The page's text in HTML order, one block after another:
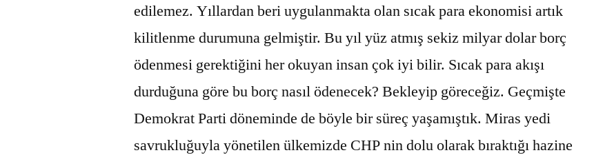
edilemez. Yıllardan beri uygulanmakta olan sıcak para ekonomisi artık
kilitlenme durumuna gelmiştir. Bu yıl yüz atmış sekiz milyar dolar borç
ödenmesi gerektiğini her okuyan insan çok iyi bilir. Sıcak para akışı
durduğuna göre bu borç nasıl ödenecek? Bekleyip göreceğiz. Geçmişte
Demokrat Parti döneminde de böyle bir süreç yaşamıştık. Miras yedi
savrukluğuyla yönetilen ülkemizde CHP nin dolu olarak bıraktığı hazine